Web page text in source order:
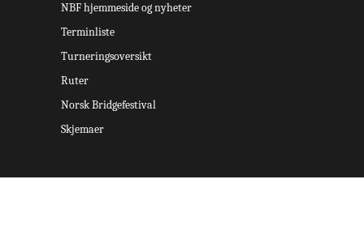
NBF hjemmeside og nyheter
Terminliste
Turneringsoversikt
Ruter
Norsk Bridgefestival
Skjemaer